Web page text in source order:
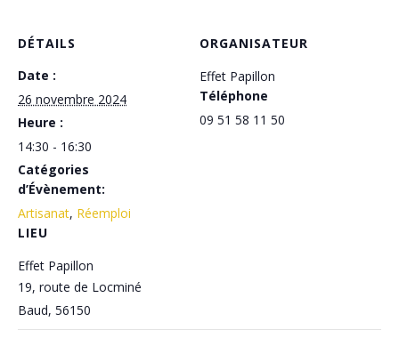
DÉTAILS
Date :
26 novembre 2024
Heure :
14:30 - 16:30
Catégories
d’Évènement:
Artisanat, Réemploi
LIEU
Effet Papillon
19, route de Locminé
Baud, 56150
ORGANISATEUR
Effet Papillon
Téléphone
09 51 58 11 50